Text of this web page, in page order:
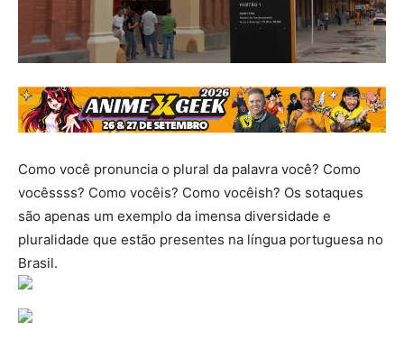
Como você pronuncia o plural da palavra você? Como
vocêssss? Como vocêis? Como vocêish? Os sotaques
são apenas um exemplo da imensa diversidade e
pluralidade que estão presentes na língua portuguesa no
Brasil.